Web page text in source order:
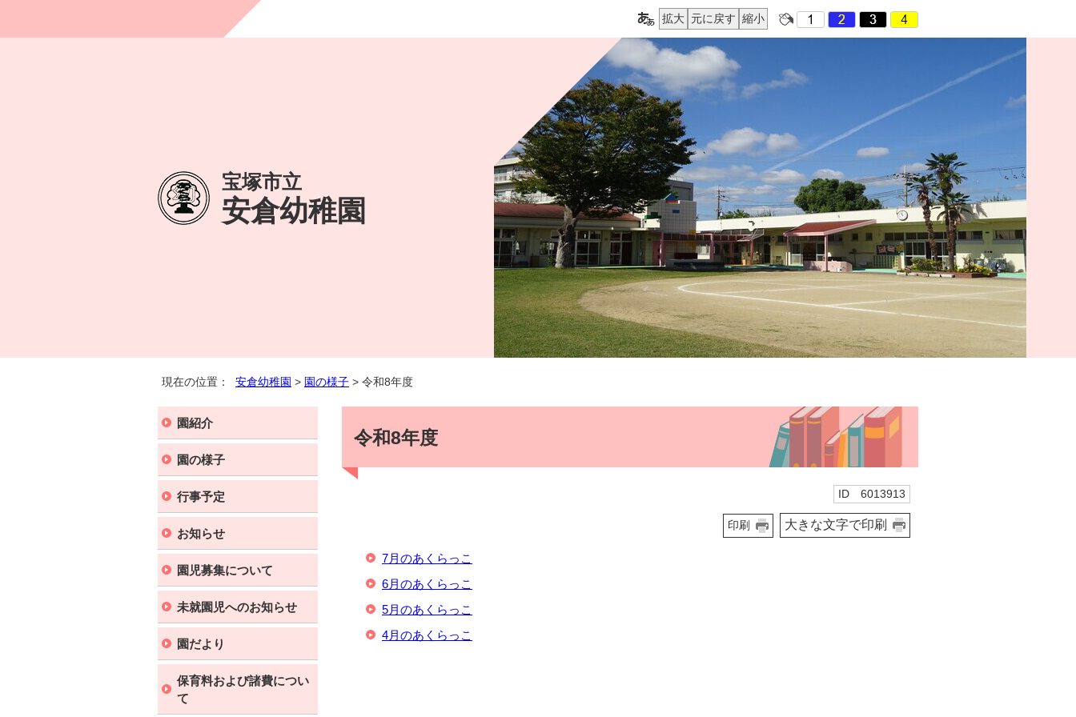
宝塚市立
安倉幼稚園
拡大 元に戻す 縮小
現在の位置： 安倉幼稚園 > 園の様子 > 令和8年度
令和8年度
ID 6013913
印刷 大きな文字で印刷
7月のあくらっこ
6月のあくらっこ
5月のあくらっこ
4月のあくらっこ
園紹介
園の様子
行事予定
お知らせ
園児募集について
未就園児へのお知らせ
園だより
保育料および諸費につい
て